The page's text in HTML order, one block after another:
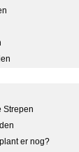
Strepen
er nog?